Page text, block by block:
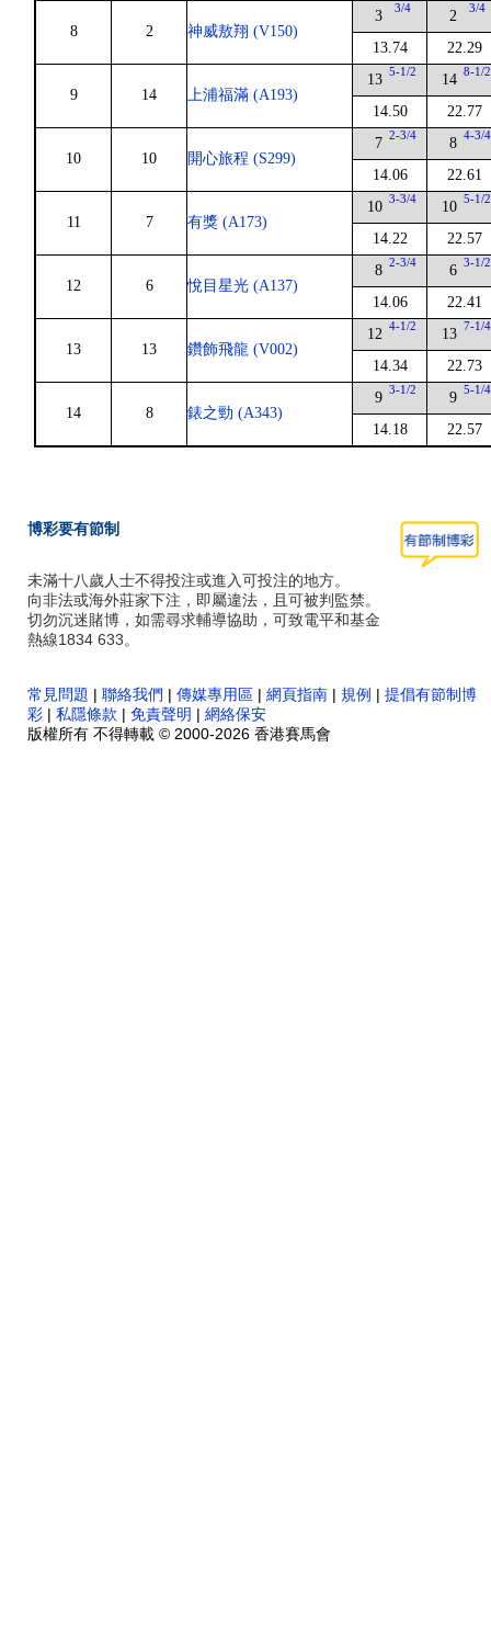
8 2 神威敖翔 (V150)
3 3/4
13.74
2 3/4
22.29
9 14 上浦福滿 (A193)
13 5-1/2
14.50
14 8-1/2
22.77
10 10 開心旅程 (S299)
7 2-3/4
14.06
8 4-3/4
22.61
11 7 有獎 (A173)
10 3-3/4
14.22
10 5-1/2
22.57
12 6 悅目星光 (A137)
8 2-3/4
14.06
6 3-1/2
22.41
13 13 鑽飾飛龍 (V002)
12 4-1/2
14.34
13 7-1/4
22.73
14 8 錶之勁 (A343)
9 3-1/2
14.18
9 5-1/4
22.57
博彩要有節制
未滿十八歲人士不得投注或進入可投注的地方。
向非法或海外莊家下注，即屬違法，且可被判監禁。
切勿沉迷賭博，如需尋求輔導協助，可致電平和基金
熱線1834 633。
常見問題 | 聯絡我們 | 傳媒專用區 | 網頁指南 | 規例 | 提倡有節制博
彩 | 私隱條款 | 免責聲明 | 網絡保安
版權所有 不得轉載 © 2000-2026 香港賽馬會